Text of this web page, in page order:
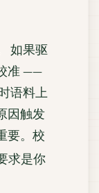
如果驱
准 ——
语料上
因触发
要。校
求是你